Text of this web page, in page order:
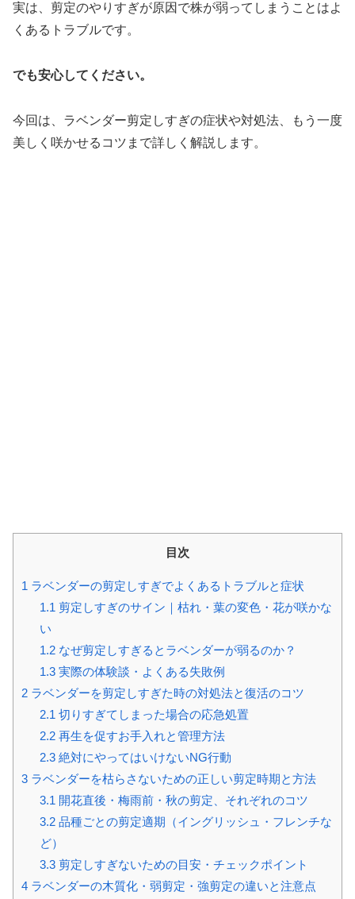
実は、剪定のやりすぎが原因で株が弱ってしまうことはよ
くあるトラブルです。
でも安心してください。
今回は、ラベンダー剪定しすぎの症状や対処法、もう一度
美しく咲かせるコツまで詳しく解説します。
目次
1 ラベンダーの剪定しすぎでよくあるトラブルと症状
1.1 剪定しすぎのサイン｜枯れ・葉の変色・花が咲かな
い
1.2なぜ剪定しすぎるとラベンダーが弱るのか？
1.3実際の体験談・よくある失敗例
2 ラベンダーを剪定しすぎた時の対処法と復活のコツ
2.1 切りすぎてしまった場合の応急処置
2.2再生を促すお手入れと管理方法
2.3絶対にやってはいけないNG行動
3 ラベンダーを枯らさないための正しい剪定時期と方法
3.1 開花直後・梅雨前・秋の剪定、それぞれのコツ
3.2品種ごとの剪定適期（イングリッシュ・フレンチな
ど）
3.3剪定しすぎないための目安・チェックポイント
4 ラベンダーの木質化・弱剪定・強剪定の違いと注意点